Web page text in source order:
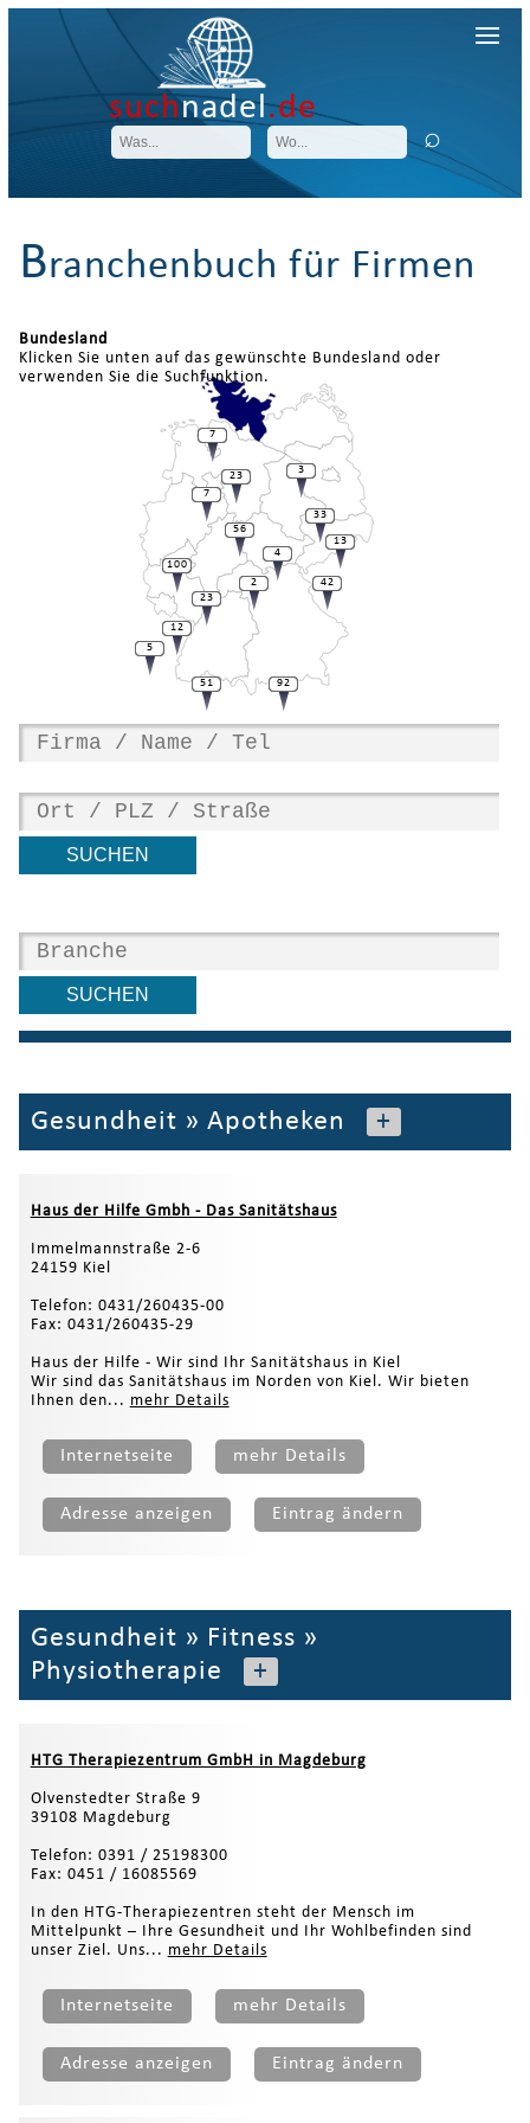
suchnadel.de
Branchenbuch für Firmen
Bundesland
Klicken Sie unten auf das gewünschte Bundesland oder
verwenden Sie die Suchfunktion.
42
13
100
33
4
3
23
7
7
56
5
23
12
51
2
92
Gesundheit » Apotheken +
Haus der Hilfe Gmbh - Das Sanitätshaus
Immelmannstraße 2-6
24159 Kiel
Telefon: 0431/260435-00
Fax: 0431/260435-29
Haus der Hilfe - Wir sind Ihr Sanitätshaus in Kiel
Wir sind das Sanitätshaus im Norden von Kiel. Wir bieten
Ihnen den... mehr Details
Internetseite mehr Details
Adresse anzeigen Eintrag ändern
Gesundheit » Fitness »
Physiotherapie
+
HTG Therapiezentrum GmbH in Magdeburg
Olvenstedter Straße 9
39108 Magdeburg
Telefon: 0391 / 25198300
Fax: 0451 / 16085569
In den HTG-Therapiezentren steht der Mensch im
Mittelpunkt – Ihre Gesundheit und Ihr Wohlbefinden sind
unser Ziel. Uns... mehr Details
Internetseite mehr Details
Adresse anzeigen Eintrag ändern